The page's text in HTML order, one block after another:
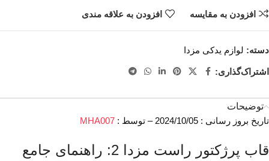
افزودن به مقایسه افزودن به علاقه مندی
دسته: لوازم یدکی مزدا
اشتراک‌گذاری:
توضیحات
تاریخ بروز رسانی : 2024/10/05 – توسط :
MHA007
قاب پرژکتور راست مزدا 2: راهنمای جامع